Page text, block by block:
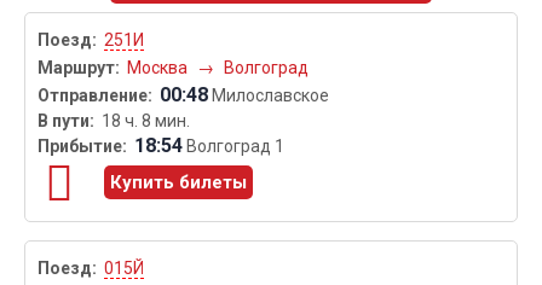
251И
Москва
→ Волгоград
00:48 Милославское
18 ч. 8 мин.
18:54 Волгоград 1
Купить билеты
015Й